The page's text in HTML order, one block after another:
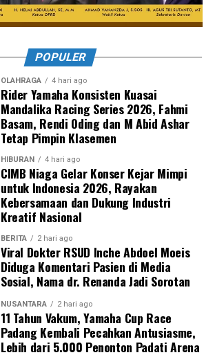
POPULER
OLAHRAGA 4 hari ago
Rider Yamaha Konsisten Kuasai
Mandalika Racing Series 2026, Fahmi
Basam, Rendi Oding dan M Abid Ashar
Tetap Pimpin Klasemen
HIBURAN 4 hari ago
CIMB Niaga Gelar Konser Kejar Mimpi
untuk Indonesia 2026, Rayakan
Kebersamaan dan Dukung Industri
Kreatif Nasional
BERITA 2 hari ago
Viral Dokter RSUD Inche Abdoel Moeis
Diduga Komentari Pasien di Media
Sosial, Nama dr. Renanda Jadi Sorotan
NUSANTARA 2 hari ago
11 Tahun Vakum, Yamaha Cup Race
Padang Kembali Pecahkan Antusiasme,
Lebih dari 5.000 Penonton Padati Arena